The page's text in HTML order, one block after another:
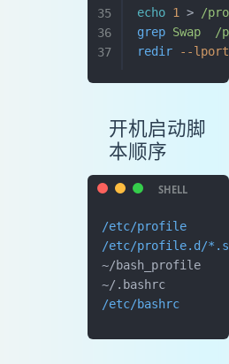
echo 1 > /
grep Swap
/
redir --
开机启动脚
本顺序
/etc/profile
/etc/profile.d/
~/bash_profile
~/.bashrc
/etc/bashrc